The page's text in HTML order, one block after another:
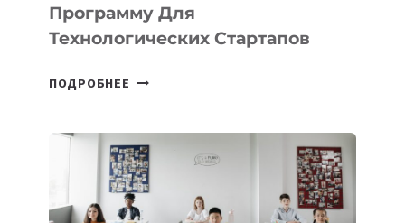
ПРЕДПРИНИМАТЕЛЬСТВО
Программу Для
Технологических Стартапов
ПОДРОБНЕЕ ОТКРЫТ
DEAL
VELOCITY
BY
MOST